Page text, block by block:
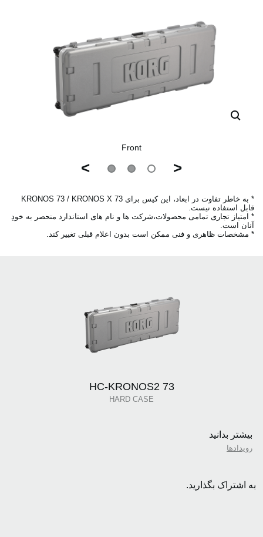
Front
<
>
* به خاطر تفاوت در ابعاد، این کیس برای KRONOS 73 / KRONOS X 73
قابل استفاده نیست.
* امتیاز تجاری تمامی محصولات،شرکت ها و نام های استاندارد منحصر به خودِ
آنان است.
* مشخصات ظاهری و فنی ممکن است بدون اعلام قبلی تغییر کند.
HC-KRONOS2 73
HARD CASE
بیشتر بدانید
رویدادها
به اشتراک بگذارید.